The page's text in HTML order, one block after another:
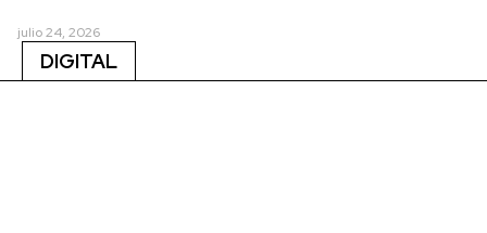
julio 24, 2026
DIGITAL